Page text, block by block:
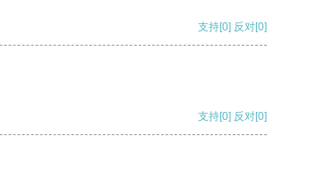
支持[0] 反对[0]
支持[0] 反对[0]